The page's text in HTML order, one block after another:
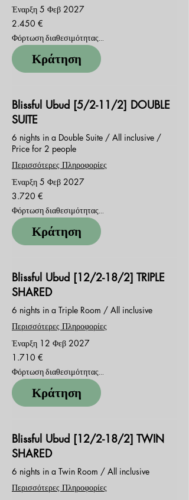
Έναρξη 5 Φεβ 2027
2.450
ευρώ
2.450 €
Φόρτωση διαθεσιμότητας...
Κράτηση
Blissful Ubud [5/2-11/2] DOUBLE
SUITE
6 nights in a Double Suite / All inclusive /
Price for 2 people
Περισσότερες Πληροφορίες
Έναρξη 5 Φεβ 2027
3.720
ευρώ
3.720 €
Φόρτωση διαθεσιμότητας...
Κράτηση
Blissful Ubud [12/2-18/2] TRIPLE
SHARED
6 nights in a Triple Room / All inclusive
Περισσότερες Πληροφορίες
Έναρξη 12 Φεβ 2027
1.710
ευρώ
1.710 €
Φόρτωση διαθεσιμότητας...
Κράτηση
Blissful Ubud [12/2-18/2] TWIN
SHARED
6 nights in a Twin Room / All inclusive
Περισσότερες Πληροφορίες